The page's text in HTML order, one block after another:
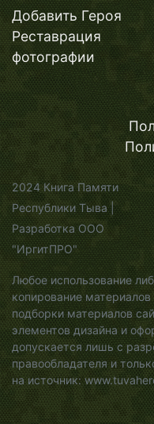
Добавить Героя
Реставрация
фотографии
2024 Книга Памяти
Республики Тыва |
Разработка ООО
"ИргитПРО"
Любое использование
копирование материалов
подборки материалов
элементов дизайна и
допускается лишь с
правообладателя и
на источник: